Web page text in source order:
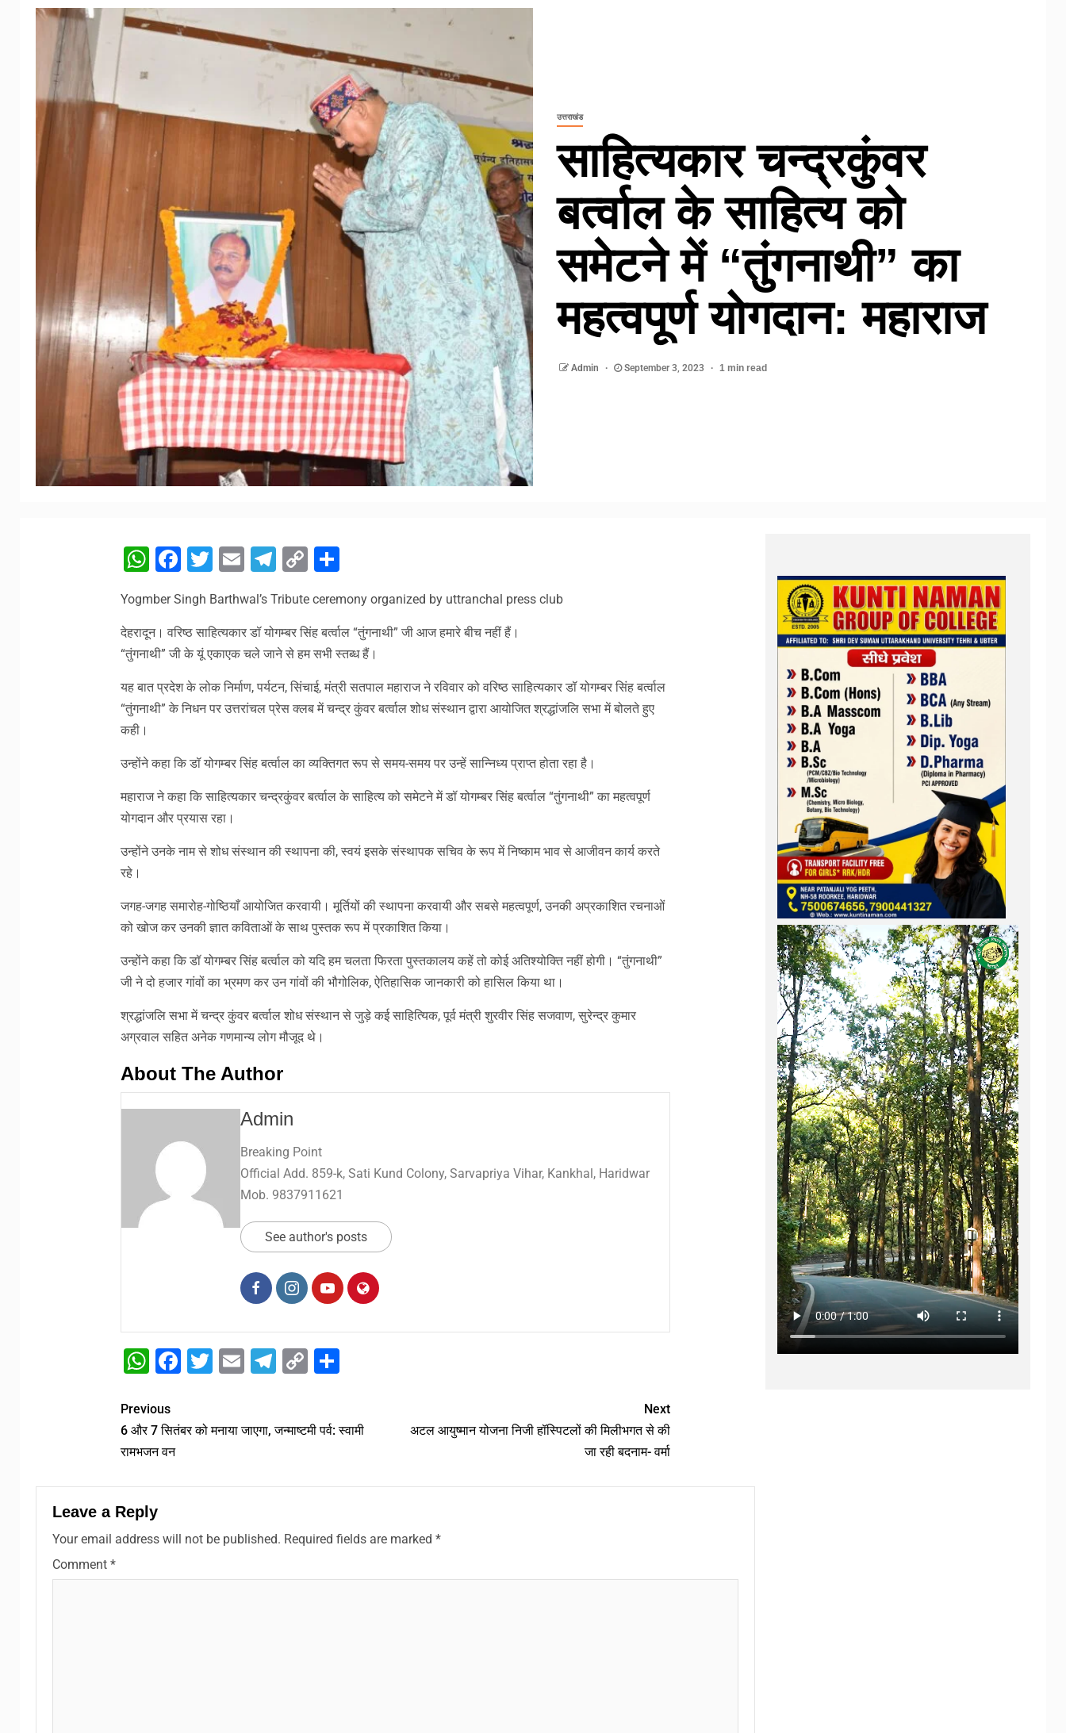
उत्तराखंड
साहित्यकार चन्द्रकुंवर
बर्त्वाल के साहित्य को
समेटने में “तुंगनाथी” का
महत्वपूर्ण योगदान: महाराज
Admin September 3, 2023 1 min read
WhatsApp
Facebook
Twitter
EmailTelegram
CopyShare
Yogmber Singh Barthwal’s Tribute ceremony organized by uttranchal press club
देहरादून। वरिष्ठ साहित्यकार डॉ योगम्बर सिंह बर्त्वाल “तुंगनाथी” जी आज हमारे बीच नहीं हैं।
“तुंगनाथी” जी के यूं एकाएक चले जाने से हम सभी स्तब्ध हैं।
यह बात प्रदेश के लोक निर्माण, पर्यटन, सिंचाई, मंत्री सतपाल महाराज ने रविवार को वरिष्ठ साहित्यकार डॉ योगम्बर सिंह बर्त्वाल
“तुंगनाथी” के निधन पर उत्तरांचल प्रेस क्लब में चन्द्र कुंवर बर्त्वाल शोध संस्थान द्वारा आयोजित श्रद्धांजलि सभा में बोलते हुए
कही।
उन्होंने कहा कि डॉ योगम्बर सिंह बर्त्वाल का व्यक्तिगत रूप से समय-समय पर उन्हें सान्निध्य प्राप्त होता रहा है।
महाराज ने कहा कि साहित्यकार चन्द्रकुंवर बर्त्वाल के साहित्य को समेटने में डॉ योगम्बर सिंह बर्त्वाल “तुंगनाथी” का महत्वपूर्ण
योगदान और प्रयास रहा।
उन्होंने उनके नाम से शोध संस्थान की स्थापना की, स्वयं इसके संस्थापक सचिव के रूप में निष्काम भाव से आजीवन कार्य करते
रहे।
जगह-जगह समारोह-गोष्ठियाँ आयोजित करवायी। मूर्तियों की स्थापना करवायी और सबसे महत्वपूर्ण, उनकी अप्रकाशित रचनाओं
को खोज कर उनकी ज्ञात कविताओं के साथ पुस्तक रूप में प्रकाशित किया।
उन्होंने कहा कि डॉ योगम्बर सिंह बर्त्वाल को यदि हम चलता फिरता पुस्तकालय कहें तो कोई अतिश्योक्ति नहीं होगी। “तुंगनाथी”
जी ने दो हजार गांवों का भ्रमण कर उन गांवों की भौगोलिक, ऐतिहासिक जानकारी को हासिल किया था।
श्रद्धांजलि सभा में चन्द्र कुंवर बर्त्वाल शोध संस्थान से जुड़े कई साहित्यिक, पूर्व मंत्री शुरवीर सिंह सजवाण, सुरेन्द्र कुमार
अग्रवाल सहित अनेक गणमान्य लोग मौजूद थे।
About The Author
Admin
Breaking Point
Official Add. 859-k, Sati Kund Colony, Sarvapriya Vihar, Kankhal, Haridwar
Mob. 9837911621
See author's posts
WhatsApp
Facebook
Twitter
EmailTelegram
CopyShare
Previous
6 और 7 सितंबर को मनाया जाएगा, जन्माष्टमी पर्व: स्वामी
रामभजन वन
Next
अटल आयुष्मान योजना निजी हॉस्पिटलों की मिलीभगत से की
जा रही बदनाम- वर्मा
Leave a Reply
Your email address will not be published. Required fields are marked *
Comment *